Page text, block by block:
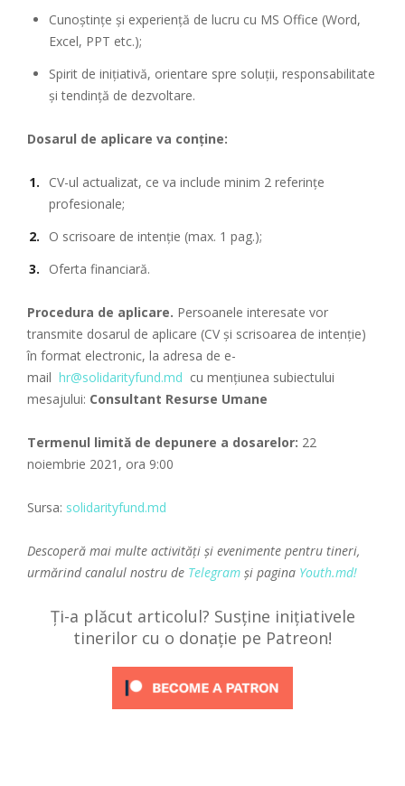
Cunoștințe și experiență de lucru cu MS Office (Word,
Excel, PPT etc.);
Spirit de inițiativă, orientare spre soluții, responsabilitate
și tendință de dezvoltare.
Dosarul de aplicare va conține:
CV-ul actualizat, ce va include minim 2 referințe
profesionale;
O scrisoare de intenție (max. 1 pag.);
Oferta financiară.
Procedura de aplicare. Persoanele interesate vor
transmite dosarul de aplicare (CV și scrisoarea de intenție)
în format electronic, la adresa de e-
mail hr@solidarityfund.md cu mențiunea subiectului
mesajului: Consultant Resurse Umane
Termenul limită de depunere a dosarelor: 22
noiembrie 2021, ora 9:00
Sursa: solidarityfund.md
Descoperă mai multe activități și evenimente pentru tineri,
urmărind canalul nostru de Telegram și pagina Youth.md!
Ți-a plăcut articolul? Susține inițiativele
tinerilor cu o donație pe Patreon!